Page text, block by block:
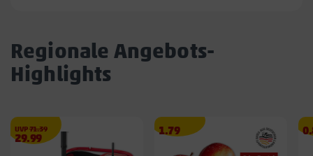
Regionale Angebots-
Highlights
UVP71.39€
Angebotspreis
29.99
29.99
Angebotspreis
1.79
1.79